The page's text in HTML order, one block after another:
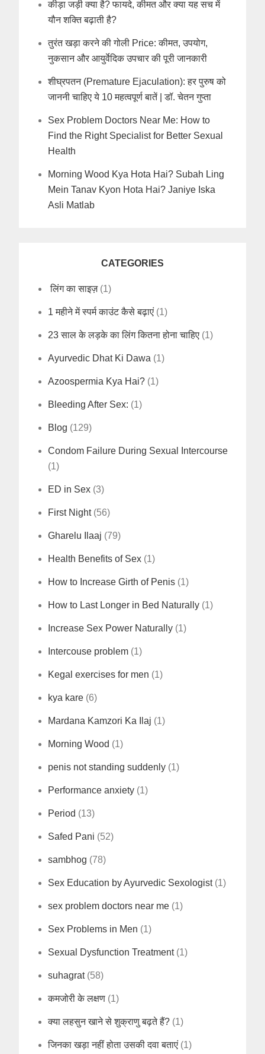
कीड़ा जड़ी क्या है? फायदे, कीमत और क्या यह सच में
यौन शक्ति बढ़ाती है?
तुरंत खड़ा करने की गोली Price: कीमत, उपयोग,
नुकसान और आयुर्वेदिक उपचार की पूरी जानकारी
शीघ्रपतन (Premature Ejaculation): हर पुरुष को
जाननी चाहिए ये 10 महत्वपूर्ण बातें | डॉ. चेतन गुप्ता
Sex Problem Doctors Near Me: How to
Find the Right Specialist for Better Sexual
Health
Morning Wood Kya Hota Hai? Subah Ling
Mein Tanav Kyon Hota Hai? Janiye Iska
Asli Matlab
CATEGORIES
लिंग का साइज़(1)
1 महीने में स्पर्म काउंट कैसे बढ़ाएं (1)
23 साल के लड़के का लिंग कितना होना चाहिए (1)
Ayurvedic Dhat Ki Dawa (1)
Azoospermia Kya Hai? (1)
Bleeding After Sex: (1)
Blog (129)
Condom Failure During Sexual Intercourse
(1)
ED in Sex (3)
First Night(56)
Gharelu Ilaaj (79)
Health Benefits of Sex (1)
How to Increase Girth of Penis (1)
How to Last Longer in Bed Naturally (1)
Increase Sex Power Naturally (1)
Intercouse problem (1)
Kegal exercises for men (1)
kya kare (6)
Mardana Kamzori Ka Ilaj (1)
Morning Wood (1)
penis not standing suddenly (1)
Performance anxiety (1)
Period (13)
Safed Pani (52)
sambhog (78)
Sex Education by Ayurvedic Sexologist(1)
sex problem doctors near me (1)
Sex Problems in Men (1)
Sexual Dysfunction Treatment(1)
suhagrat(58)
कमजोरी के लक्षण (1)
क्या लहसुन खाने से शुक्राणु बढ़ते हैं? (1)
जिनका खड़ा नहीं होता उसकी दवा बताएं (1)